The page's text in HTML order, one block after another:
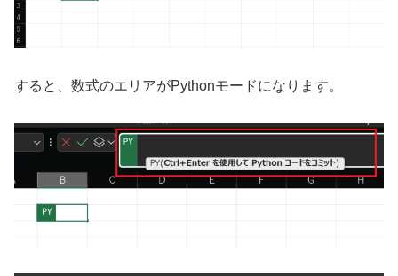
すると、数式のエリアがPythonモードになります。